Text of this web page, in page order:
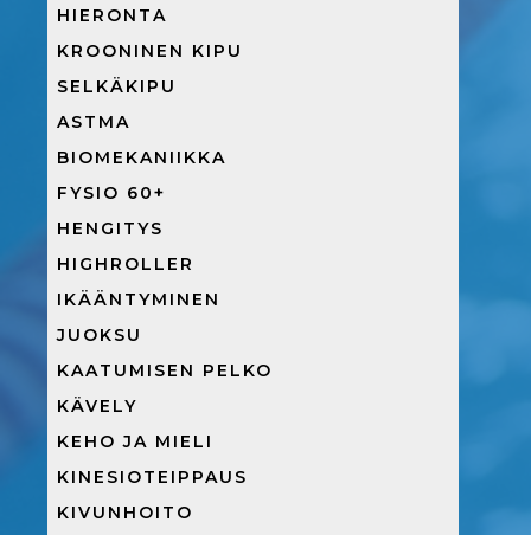
HIERONTA
KROONINEN KIPU
SELKÄKIPU
ASTMA
BIOMEKANIIKKA
FYSIO 60+
HENGITYS
HIGHROLLER
IKÄÄNTYMINEN
JUOKSU
KAATUMISEN PELKO
KÄVELY
KEHO JA MIELI
KINESIOTEIPPAUS
KIVUNHOITO